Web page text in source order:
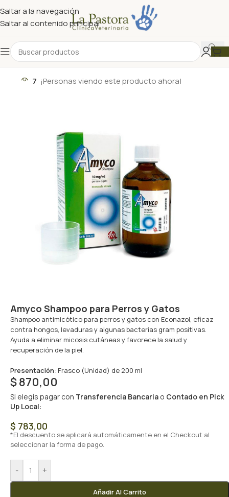
Saltar a la navegación
Saltar al contenido principal
7 ¡Personas viendo este producto ahora!
Amyco Shampoo para Perros y Gatos
Shampoo antimicótico para perros y gatos con Econazol, eficaz
contra hongos, levaduras y algunas bacterias gram positivas.
Ayuda a eliminar micosis cutáneas y favorece la salud y
recuperación de la piel.
Presentación: Frasco (Unidad) de 200 ml
$870,00
Si elegís pagar con Transferencia Bancaria o Contado en Pick
Up Local:
$ 783,00
*El descuento se aplicará automáticamente en el Checkout al
seleccionar la forma de pago.
- +
Añadir Al Carrito